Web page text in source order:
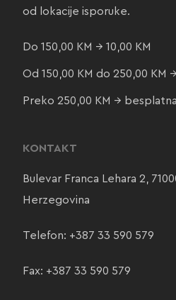
od lokacije isporuke.
Do 150,00 KM → 10,00 KM
Od 150,00 KM do 250,00 KM
Preko 250,00 KM →
KONTAKT
Bulevar Franca Lehara 2,
Herzegovina
Telefon: +387 33 590 579
Fax: +387 33 590 579